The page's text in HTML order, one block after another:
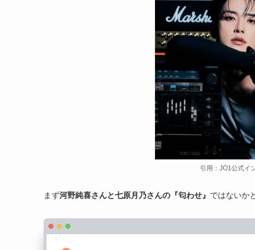
引用：JO1公式イ
まず河野純喜さんと七原月乃さんの『匂わせ』 ではないか